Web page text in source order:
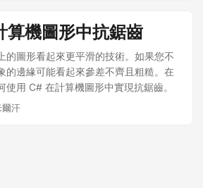
算機圖形中抗鋸齒
的圖形看起來更平滑的技術。如果您不
的邊緣可能看起來參差不齊且粗糙。在
使用 C# 在計算機圖形中實現抗鋸齒。
爾汗